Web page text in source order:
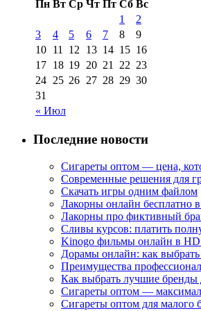
Пн Вт Ср Чт Пт Сб Вс
« Июл
1
2
3
4 5 6 7 8
9
10 11 12 13 14 15 16
17 18 19 20 21 22 23
24 25 26 27 28 29 30
31
Последние новости
Сигареты оптом — цена,
Современные решения для
Скачать игры одним файлом
Лакорны онлайн бесплатно
Лакорны про фиктивный
Сливы курсов: платить
Kinogo фильмы онлайн в HD
Дорамы онлайн: как
Преимущества
Как выбрать лучшие бренды
Сигареты оптом —
Сигареты оптом для малого